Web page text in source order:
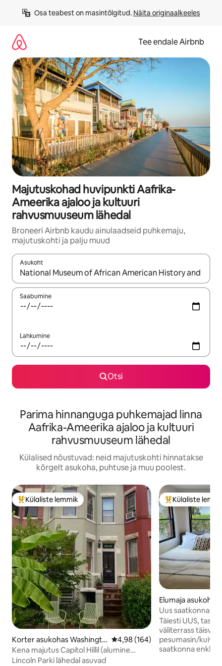
Osa teabest on masintõlgitud. Näita originaalkeeles
Tee endale Airbnb
Majutuskohad huvipunkti Aafrika-
Ameerika ajaloo ja kultuuri
rahvusmuuseum lähedal
Broneeri Airbnb kaudu ainulaadseid puhkemaju,
majutuskohti ja palju muud
Asukoht
Kui tulemused on kuvatud, liigu ekraanil nooleklahvidega või
Saabumine
Lahkumine
Otsi
Parima hinnanguga puhkemajad linna
Aafrika-Ameerika ajaloo ja kultuuri
rahvusmuuseum lähedal
Külalised nõustuvad: neid majutuskohti hinnatakse
kõrgelt asukoha, puhtuse ja muu poolest.
Külaliste suur lemmik
Külaliste lemmik
Korter asukohas Washingto
n
Keskmine hinnang 4,98/5, 164
4,98 (164)
Kena majutus Capitol Hillil (alumine
korrus)
Lincoln Parki lähedal asuvad
Külaliste suur
Külaliste
Elumaja
on
Uus saatkonna
koos parkimisega
Täiesti UUS,
väliterrass
pesumasin/kuivati. Asub
saatkonna